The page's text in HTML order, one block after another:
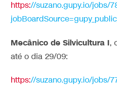
https://suzano.gupy.io/jobs/
Mecânico de Silvicultura I,
até o dia 29/09:
https://suzano.gupy.io/jobs/